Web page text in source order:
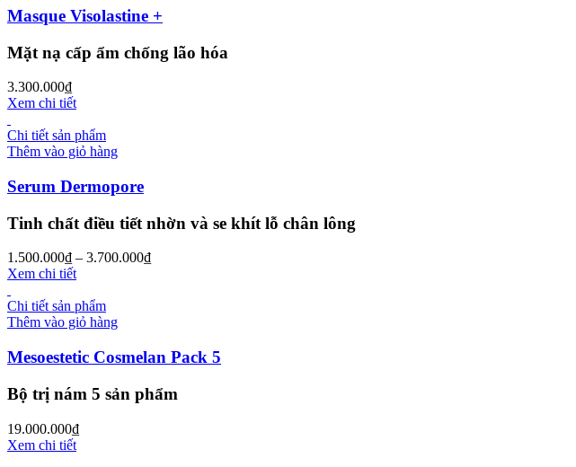
Masque Visolastine +
Mặt nạ cấp ẩm chống lão hóa
3.300.000₫
Xem chi tiết
Chi tiết sản phẩm
Thêm vào giỏ hàng
Serum Dermopore
Tinh chất điều tiết nhờn và se khít lỗ chân lông
1.500.000₫ – 3.700.000₫
Xem chi tiết
Chi tiết sản phẩm
Thêm vào giỏ hàng
Mesoestetic Cosmelan Pack 5
Bộ trị nám 5 sản phẩm
19.000.000₫
Xem chi tiết